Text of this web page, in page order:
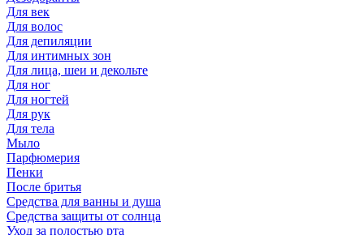
Для век
Для волос
Для депиляции
Для интимных зон
Для лица, шеи и декольте
Для ног
Для ногтей
Для рук
Для тела
Мыло
Парфюмерия
Пенки
После бритья
Средства для ванны и душа
Средства защиты от солнца
Уход за полостью рта